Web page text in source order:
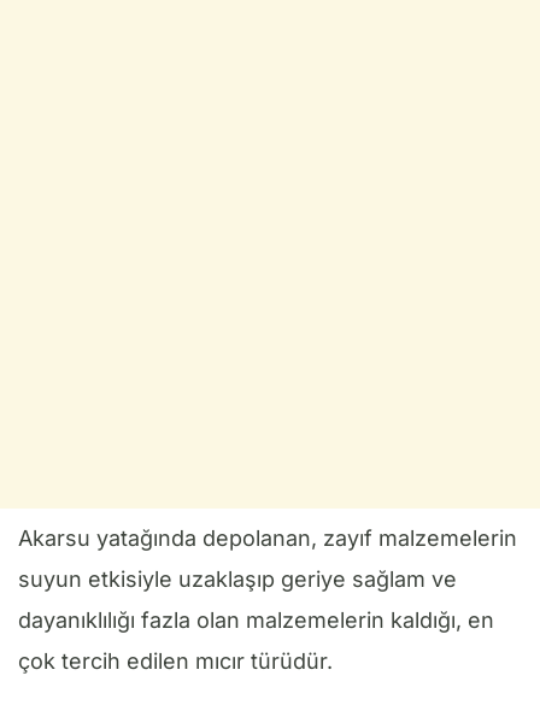
Akarsu yatağında depolanan, zayıf malzemelerin
suyun etkisiyle uzaklaşıp geriye sağlam ve
dayanıklılığı fazla olan malzemelerin kaldığı, en
çok tercih edilen mıcır türüdür.